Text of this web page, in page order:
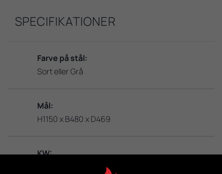
SPECIFIKATIONER
Farve på stål:
Sort eller Grå
Mål:
H1150 x B480 x D469
KW: